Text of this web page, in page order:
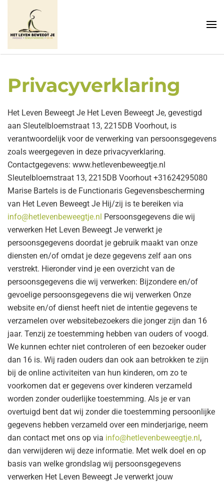
Terug naar hoofdinhoud
Privacyverklaring
Het Leven Beweegt Je Het Leven Beweegt Je, gevestigd
aan Sleutelbloemstraat 13, 2215DB Voorhout, is
verantwoordelijk voor de verwerking van persoonsgegevens
zoals weergegeven in deze privacyverklaring.
Contactgegevens: www.hetlevenbeweegtje.nl
Sleutelbloemstraat 13, 2215DB Voorhout +31624295080
Marise Bartels is de Functionaris Gegevensbescherming
van Het Leven Beweegt Je Hij/zij is te bereiken via
info@hetlevenbeweegtje.nl Persoonsgegevens die wij
verwerken Het Leven Beweegt Je verwerkt je
persoonsgegevens doordat je gebruik maakt van onze
diensten en/of omdat je deze gegevens zelf aan ons
verstrekt. Hieronder vind je een overzicht van de
persoonsgegevens die wij verwerken: Bijzondere en/of
gevoelige persoonsgegevens die wij verwerken Onze
website en/of dienst heeft niet de intentie gegevens te
verzamelen over websitebezoekers die jonger zijn dan 16
jaar. Tenzij ze toestemming hebben van ouders of voogd.
We kunnen echter niet controleren of een bezoeker ouder
dan 16 is. Wij raden ouders dan ook aan betrokken te zijn
bij de online activiteiten van hun kinderen, om zo te
voorkomen dat er gegevens over kinderen verzameld
worden zonder ouderlijke toestemming. Als je er van
overtuigd bent dat wij zonder die toestemming persoonlijke
gegevens hebben verzameld over een minderjarige, neem
dan contact met ons op via info@hetlevenbeweegtje.nl,
dan verwijderen wij deze informatie. Met welk doel en op
basis van welke grondslag wij persoonsgegevens
verwerken Het Leven Beweegt Je verwerkt jouw